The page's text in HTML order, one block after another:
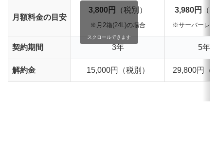
月額料金の目安
3,800円 （税別）
※月2箱(24L)の場合
3,980円 （
※サーバーレン
契約期間 3年 5年
解約金 15,000円（税別） 29,800円（
スクロールできます